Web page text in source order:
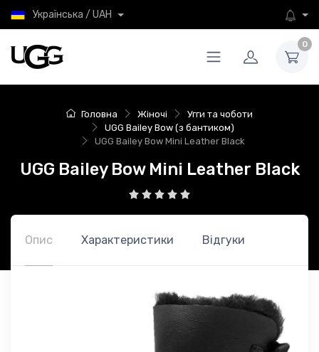
Українська / UAH
0
Головна Жіночі
Угги та чоботи
UGG Bailey Bow (з бантиком)
UGG Bailey Bow Mini Leather Black
UGG Bailey Bow Mini Leather Black
Опис Характеристики Відгуки